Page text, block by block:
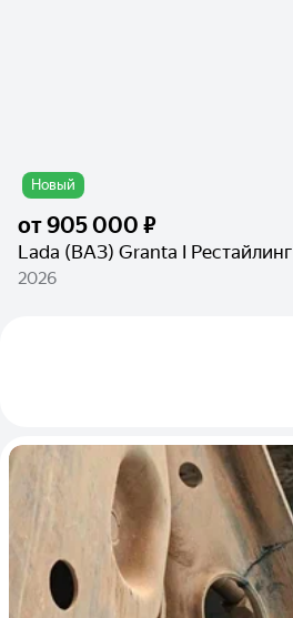
Новый
от905 000 ₽
Lada (ВАЗ) Granta I Рестайлинг
2026